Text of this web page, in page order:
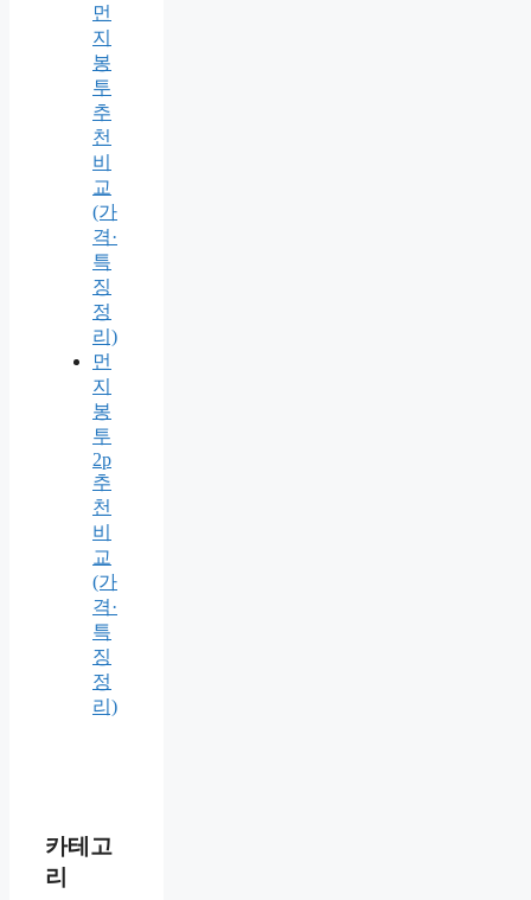
먼
지
봉
투
추
천
비
교
(가
격·
특
징
정
리)
먼
지
봉
투
2p
추
천
비
교
(가
격·
특
징
정
리)
카테고
리